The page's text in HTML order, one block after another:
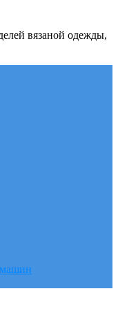
вязаной одежды,
машин